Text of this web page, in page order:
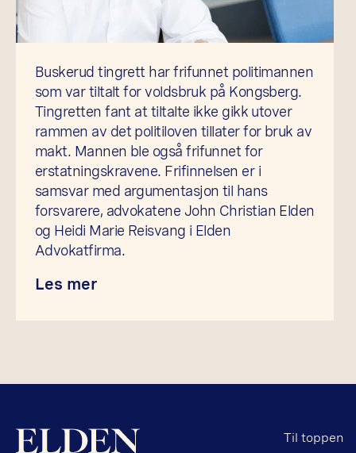
Buskerud tingrett har frifunnet politimannen
som var tiltalt for voldsbruk på Kongsberg.
Tingretten fant at tiltalte ikke gikk utover
rammen av det politiloven tillater for bruk av
makt. Mannen ble også frifunnet for
erstatningskravene. Frifinnelsen er i
samsvar med argumentasjon til hans
forsvarere, advokatene John Christian Elden
og Heidi Marie Reisvang i Elden
Advokatfirma.
Les mer
Til toppen